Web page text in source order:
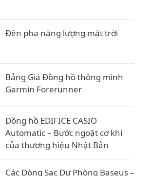
Đèn pha năng lượng mặt trời
Bảng Giá Đồng hồ thông minh
Garmin Forerunner
Đồng hồ EDIFICE CASIO
Automatic – Bước ngoặt cơ khí
của thương hiệu Nhật Bản
Các Dòng Sạc Dự Phòng Baseus –